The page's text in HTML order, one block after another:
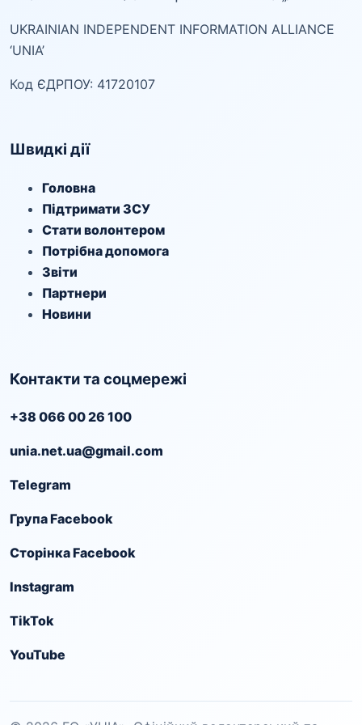
UKRAINIAN INDEPENDENT INFORMATION ALLIANCE
‘UNIA’
Код ЄДРПОУ: 41720107
Швидкі дії
Головна
Підтримати ЗСУ
Стати волонтером
Потрібна допомога
Звіти
Партнери
Новини
Контакти та соцмережі
+38 066 00 26 100
unia.net.ua@gmail.com
Telegram
Група Facebook
Сторінка Facebook
Instagram
TikTok
YouTube